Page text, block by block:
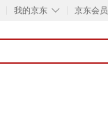
◇
我的京东 京东会员